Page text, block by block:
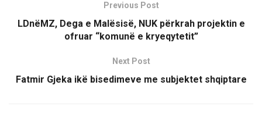
Previous Post
LDnëMZ, Dega e Malësisë, NUK përkrah projektin e
ofruar “komunë e kryeqytetit”
Next Post
Fatmir Gjeka ikë bisedimeve me subjektet shqiptare